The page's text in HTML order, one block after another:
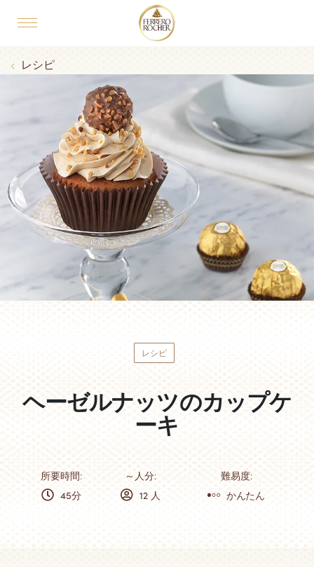
MAIN NAVIGATION
Breadcrumb
レシピ
レシピ
ヘーゼルナッツのカップケ
ーキ
所要時間: ～人分:
難易度:
45分
12 人 かんたん